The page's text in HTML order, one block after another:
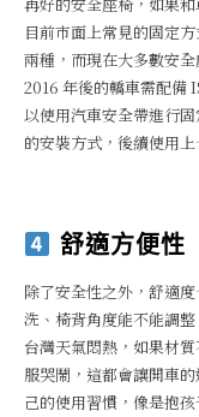
目前市面上常見的固定
兩種，而現在大多數安
2016 年後的轎車需配備
以使用汽車安全帶進行
的安裝方式，後續使用上
舒適方便性
除了安全性之外，舒適
洗、椅背角度能不能調
台灣天氣悶熱，如果材
服哭鬧，這都會讓開車
己的使用習慣，像是抱